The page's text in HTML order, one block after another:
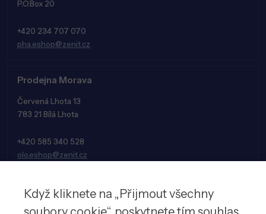
Když kliknete na „Přijmout všechny
P.O.Box 20
+420 234 707 070
pha.eshop@zenit.cz
Prodejna Morava
Červená Lhota 13
783 21 Bílá Lhota
+420 585 340 528
olo.eshop@zenit.cz